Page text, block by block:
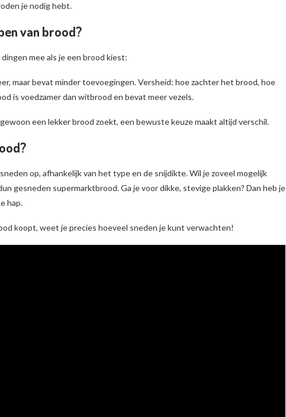
je nodig hebt.
van brood?
mee als je een brood kiest:
maar bevat minder toevoegingen. Versheid: hoe zachter het brood, hoe
is voedzamer dan witbrood en bevat meer vezels.
een lekker brood zoekt, een bewuste keuze maakt altijd verschil.
op, afhankelijk van het type en de snijdikte. Wil je zoveel mogelijk
gesneden supermarktbrood. Ga je voor dikke, stevige plakken? Dan heb je
hap.
koopt, weet je precies hoeveel sneden je kunt verwachten!